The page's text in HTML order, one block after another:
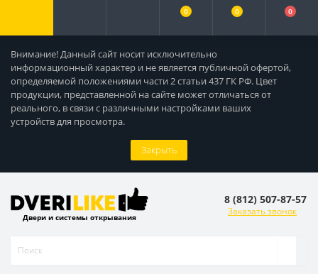
Внимание! Данный сайт носит исключительно
информационный характер и не является публичной офертой,
определяемой положениями части 2 статьи 437 ГК РФ. Цвет
продукции, представленной на сайте может отличаться от
реального, в связи с различными настройками ваших
устройств для просмотра.
Закрыть
0 0 0
Двери и системы открывания
8 (812) 507-87-57
Заказать звонок